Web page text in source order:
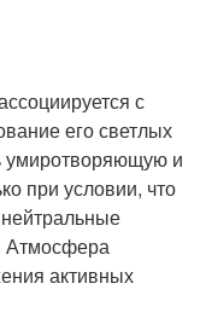
с
его светлых
умиротворяющую и
при условии, что
Атмосфера
активных